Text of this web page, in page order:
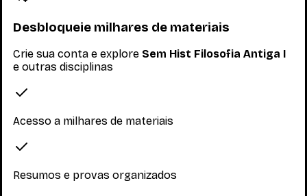
UNIVERSIDADE FEDERAL DO RIO DE JANEIRO
de um ou mais tópicos representativos do pensamento
antigo. Ler mais
Materiais
Desbloqueie milhares de materiais
Crie sua conta e explore Sem Hist Filosofia Antiga I
e outras disciplinas
Acesso a milhares de materiais
Resumos e provas organizados